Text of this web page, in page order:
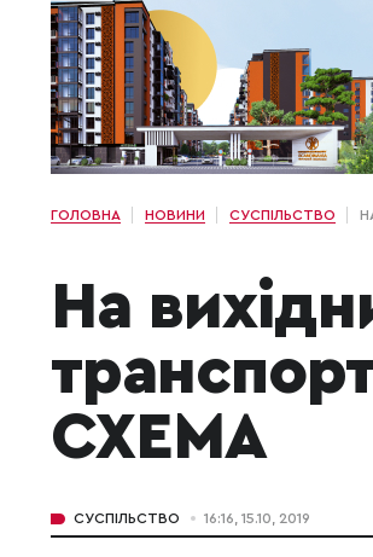
ГОЛОВНА НОВИНИ СУСПІЛЬСТВО
На
СХЕМА
СУСПІЛЬСТВО 16:16, 15.10, 2019